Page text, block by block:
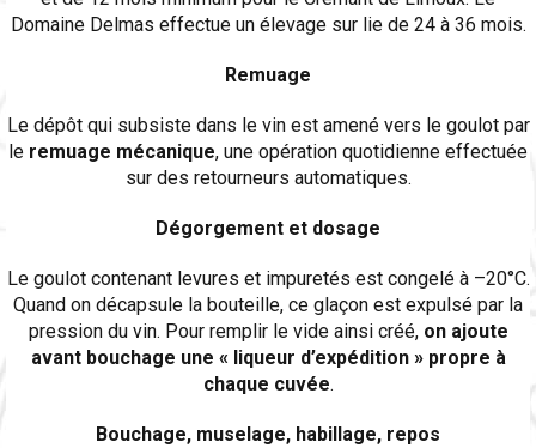
Domaine Delmas effectue un élevage sur lie de 24 à 36 mois.
Remuage
Le dépôt qui subsiste dans le vin est amené vers le goulot par
le remuage mécanique, une opération quotidienne effectuée
sur des retourneurs automatiques.
Dégorgement et dosage
Le goulot contenant levures et impuretés est congelé à –20°C.
Quand on décapsule la bouteille, ce glaçon est expulsé par la
pression du vin. Pour remplir le vide ainsi créé, on ajoute
avant bouchage une « liqueur d’expédition » propre à
chaque cuvée.
Bouchage, muselage, habillage, repos